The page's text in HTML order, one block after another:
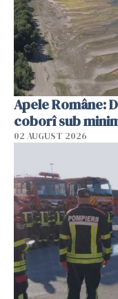
Apele Române:
coborî sub
02 AUGUST 2026